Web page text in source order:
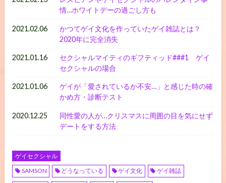
情…ホワイトデーの過ごし方も
2021.02.06
かつてゲイ文化を作っていたゲイ雑誌とは？
2020年に完全消失
2021.01.16
セクシャルマイティのギフティッド###1 ゲイ
セクシャルの場合
2021.01.06
ゲイが「愛されているか不安…」と感じた時の確
かめ方・診断テスト
2020.12.25
同性愛の人が…クリスマスに周囲の目を気にせず
デートをする方法
ゲイセクシャル
SAMSON
どうなっている ゲイ文化 ゲイ雑誌